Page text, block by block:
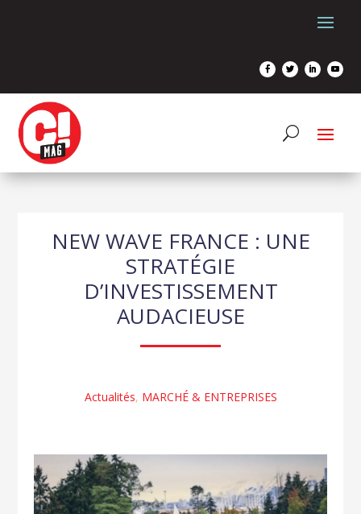
NEW WAVE FRANCE : UNE
STRATÉGIE
D’INVESTISSEMENT
AUDACIEUSE
Actualités, MARCHÉ & ENTREPRISES